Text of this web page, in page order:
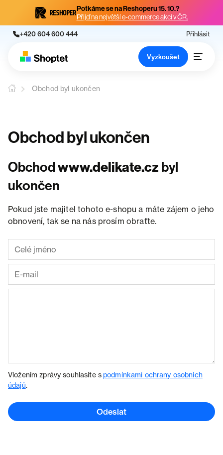
Potkáme se na Reshoperu 15. 10.?
Přijď na největší e-commerce akci v ČR.
+420 604 600 444 Přihlásit
Vyzkoušet
Obchod byl ukončen
Obchod byl ukončen
Obchodwww.delikate.cz byl
ukončen
Pokud jste majitel tohoto e-shopu a máte zájem o jeho
obnovení, tak se na nás prosím obraťte.
Vložením zprávy souhlasíte spodmínkami ochrany osobních
údajů.
Odeslat